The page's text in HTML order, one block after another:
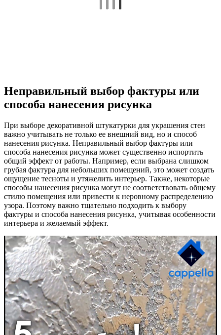
Неправильный выбор фактуры или
способа нанесения рисунка
При выборе декоративной штукатурки для украшения стен
важно учитывать не только ее внешний вид, но и способ
нанесения рисунка. Неправильный выбор фактуры или
способа нанесения рисунка может существенно испортить
общий эффект от работы. Например, если выбрана слишком
грубая фактура для небольших помещений, это может создать
ощущение тесноты и утяжелить интерьер. Также, некоторые
способы нанесения рисунка могут не соответствовать общему
стилю помещения или привести к неровному распределению
узора. Поэтому важно тщательно подходить к выбору
фактуры и способа нанесения рисунка, учитывая особенности
интерьера и желаемый эффект.